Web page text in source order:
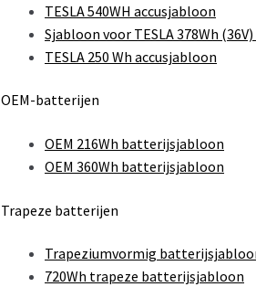
TESLA 540WH accusjabloon
Sjabloon voor TESLA 378Wh (36V)
TESLA 250 Wh accusjabloon
OEM-batterijen
OEM 216Wh batterijsjabloon
OEM 360Wh batterijsjabloon
Trapeze batterijen
Trapeziumvormig
720Wh trapeze batterijsjabloon